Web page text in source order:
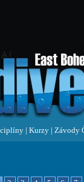
| Kurzy | Závody